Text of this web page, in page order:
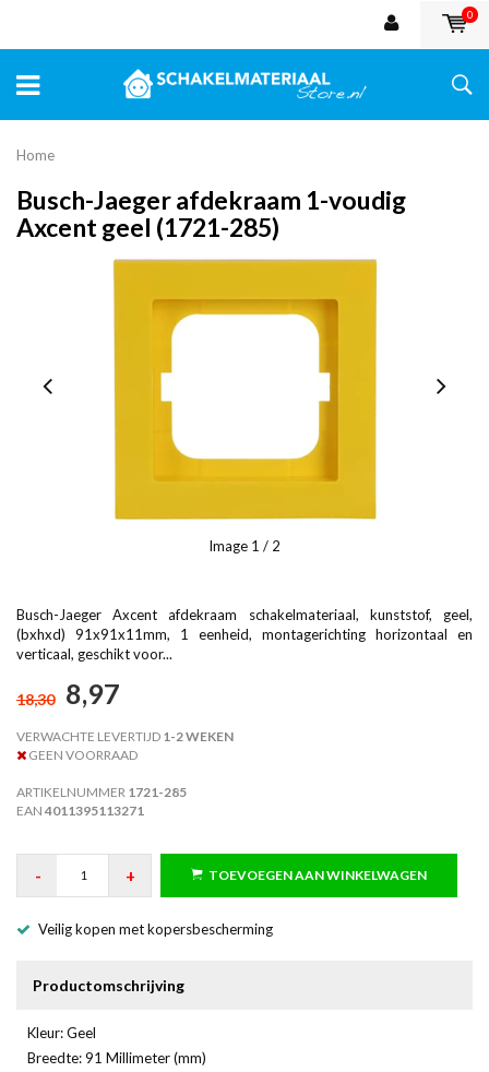
0
Home
Busch-Jaeger afdekraam 1-voudig
Axcent geel (1721-285)
Image 1 / 2
Busch-Jaeger Axcent afdekraam schakelmateriaal, kunststof, geel,
(bxhxd) 91x91x11mm, 1 eenheid, montagerichting horizontaal en
verticaal, geschikt voor...
18,30 8,97
VERWACHTE LEVERTIJD 1-2 WEKEN
GEEN VOORRAAD
ARTIKELNUMMER 1721-285
EAN 4011395113271
- + TOEVOEGEN AAN WINKELWAGEN
Veilig kopen met kopersbescherming
Productomschrijving
Kleur: Geel
Breedte: 91 Millimeter (mm)